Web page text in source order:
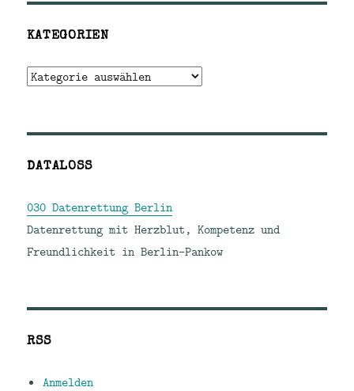
KATEGORIEN
Kategorien
DATALOSS
030 Datenrettung Berlin
Datenrettung mit Herzblut, Kompetenz und
Freundlichkeit in Berlin-Pankow
RSS
Anmelden